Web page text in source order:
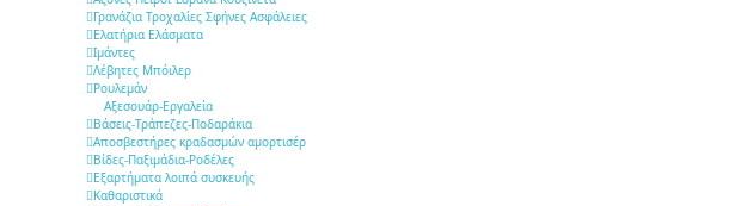
Γρανάζια Τροχαλίες Σφήνες Ασφάλειες
Ελατήρια Ελάσματα
Ιμάντες
Λέβητες Μπόιλερ
Ρουλεμάν
Αξεσουάρ-Εργαλεία
Βάσεις-Τράπεζες-Ποδαράκια
Αποσβεστήρες κραδασμών αμορτισέρ
Βίδες-Παξιμάδια-Ροδέλες
Εξαρτήματα λοιπά συσκευής
Καθαριστικά